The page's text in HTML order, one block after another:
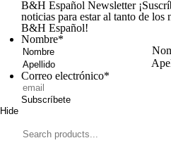
B&H Español Newsletter
noticias para estar al tanto de
B&H Español!
Nombre*
Correo electrónico*
Subscríbete
Hide
Español